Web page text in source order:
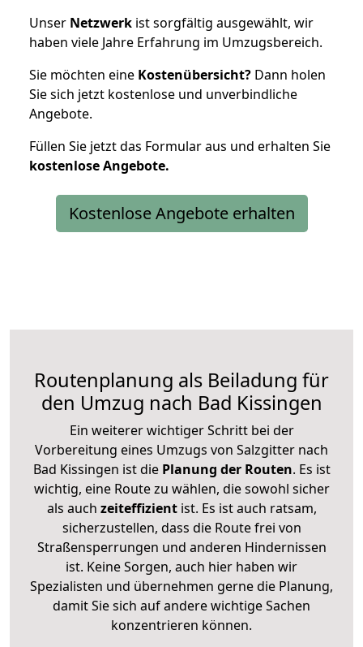
Unser Netzwerk ist sorgfältig ausgewählt, wir
haben viele Jahre Erfahrung im Umzugsbereich.
Sie möchten eine Kostenübersicht? Dann holen
Sie sich jetzt kostenlose und unverbindliche
Angebote.
Füllen Sie jetzt das Formular aus und erhalten Sie
kostenloseAngebote.
Kostenlose Angebote erhalten
Routenplanung als Beiladung für
den Umzug nach Bad Kissingen
Ein weiterer wichtiger Schritt bei der
Vorbereitung eines Umzugs von Salzgitter nach
Bad Kissingen ist diePlanung der Routen. Es ist
wichtig, eine Route zu wählen, die sowohl sicher
als auch zeiteffizientist. Es ist auch ratsam,
sicherzustellen, dass die Route frei von
Straßensperrungen und anderen Hindernissen
ist. Keine Sorgen, auch hier haben wir
Spezialisten und übernehmen gerne die Planung,
damit Sie sich auf andere wichtige Sachen
konzentrieren können.